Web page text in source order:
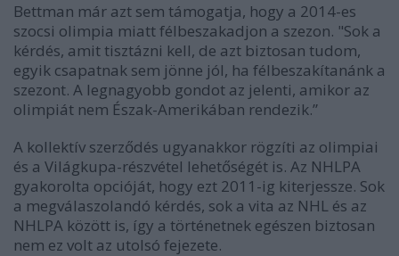
Bettman már azt sem támogatja, hogy a 2014-es
szocsi olimpia miatt félbeszakadjon a szezon. "Sok a
kérdés, amit tisztázni kell, de azt biztosan tudom,
egyik csapatnak sem jönne jól, ha félbeszakítanánk a
szezont. A legnagyobb gondot az jelenti, amikor az
olimpiát nem Észak-Amerikában rendezik.”
A kollektív szerződés ugyanakkor rögzíti az olimpiai
és a Világkupa-részvétel lehetőségét is. Az NHLPA
gyakorolta opcióját, hogy ezt 2011-ig kiterjessze. Sok
a megválaszolandó kérdés, sok a vita az NHL és az
NHLPA között is, így a történetnek egészen biztosan
nem ez volt az utolsó fejezete.